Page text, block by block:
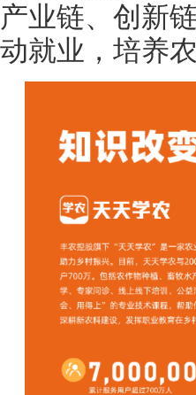
产业链、创新
动就业，培养